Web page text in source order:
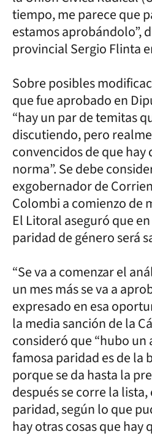
tiempo, me parece que
estamos aprobándolo”,
provincial Sergio Flinta
Sobre posibles
que fue aprobado en
“hay un par de temitas
discutiendo, pero
convencidos de que hay
norma”. Se debe
exgobernador de
Colombi a comienzo de
El Litoral aseguró que
paridad de género será
“Se va a comenzar el
un mes más se va a
expresado en esa
la media sanción de la
consideró que “hubo
famosa paridad es de la
porque se da hasta la
después se corre la
paridad, según lo que
hay otras cosas que hay